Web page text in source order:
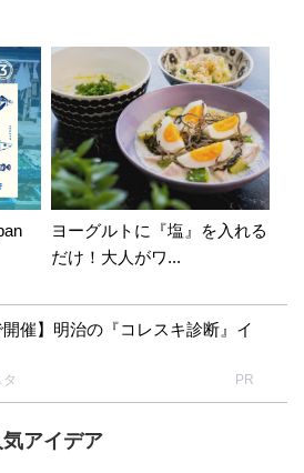
ヨーグルトに『塩』を入れる
だけ！大人がワ...
開催】明治の『コレスキ診断』イ
PR
気アイデア